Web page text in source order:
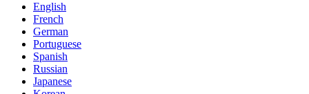
English
French
German
Portuguese
Spanish
Russian
Japanese